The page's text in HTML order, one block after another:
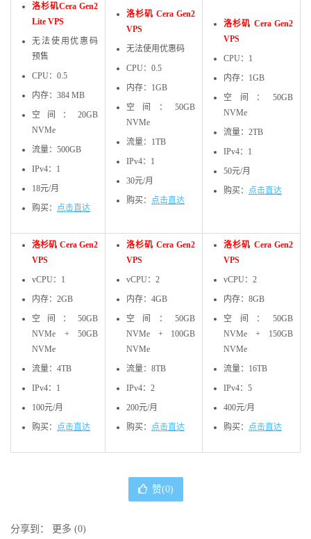
洛杉矶Cera Gen2
Lite VPS
无法使用优惠码
预售
CPU：0.5
内存：384 MB
空间：20GB
NVMe
流量：500GB
IPv4：1
18元/月
购买： 点击直达
洛杉矶 Cera Gen2
VPS
无法使用优惠码
CPU：0.5
内存：1GB
空间：50GB
NVMe
流量：1TB
IPv4：1
30元/月
购买： 点击直达
洛杉矶 Cera Gen2
VPS
CPU：1
内存：1GB
空间：50GB
NVMe
流量：2TB
IPv4：1
50元/月
购买： 点击直达
洛杉矶 Cera Gen2
VPS
vCPU：1
内存：2GB
空间：50GB
NVMe + 50GB
NVMe
流量：4TB
IPv4：1
100元/月
购买： 点击直达
洛杉矶 Cera Gen2
VPS
vCPU：2
内存：4GB
空间：50GB
NVMe + 100GB
NVMe
流量：8TB
IPv4：2
200元/月
购买： 点击直达
洛杉矶 Cera Gen2
VPS
vCPU：2
内存：8GB
空间：50GB
NVMe + 150GB
NVMe
流量：16TB
IPv4：5
400元/月
购买： 点击直达
赞(0)
分享到： 更多 (0)